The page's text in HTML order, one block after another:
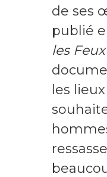
de ses
publié
les Feux
les